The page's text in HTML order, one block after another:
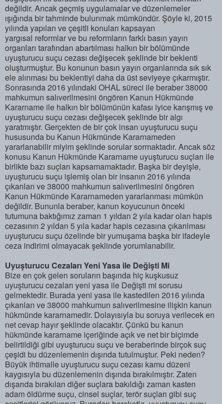
değildir. Ancak geçmiş uygulamalar ve düzenlemeler
ışığında bir tahminde bulunmak mümkündür. Şöyle ki, 2015
yılında yapılan ve çeşitli konuları kapsayan
yargısal reformlar ve bu reformların farklı basın yayın
organları tarafından abartılması halkın bir bölümünde
uyuşturucu suçu cezası değişecek şeklinde bir beklenti
oluşturmuştur. Bu konunun basın yayın organlarında sık sık
ele alınması bu beklentiyi daha da üst seviyeye çıkarmıştır.
Sonrasında 2016 yılındaki OHAL süreci ile beraber 38000
mahkumun salıverilmesini öngören Kanun Hükmünde
Kararname ile halkın bir bölümünün kafası iyice karışmış ve
uyuşturucu suçu cezası değişecek şeklinde bir algı
yaratmıştır. Gerçekten de bir çok insan uyuşturucu suçu
hususunda bu Kanun Hükmünde Kararnameden
yararlanabilir miyim şeklinde sorular sormaktadır. Ancak söz
konusu Kanun Hükmünde Kararname uyuşturucu suçları ile
birlikte bazı suçları kapsamamaktadır. Başka bir deyişle,
uyuşturucu suçu işlemiş olan bir insanın 2016 yılında
çıkarılan ve 38000 mahkumun salıverilmesini öngören
Kanun Hükmünde Kararnameden yararlanması mümkün
değildir. Bununla beraber, kanun koyucunun önceki
tutumuna baktığımız zaman 1 yıldan 2 yıla kadar olan hapis
cezasının 2 yıldan 5 yıla kadar hapis cezasına çıkarılması
uyuşturucu suçu özelinde bir yumuşama başka bir ifadeyle
ceza indirimi olmayacak şeklinde yorumlanabilir.
Uyuşturucu Cezaları Yeni Yasa ile Değişti Mi
Bize en çok gelen soruların başında hiç kuşkusuz
uyuşturucu cezaları yeni yasa ile Değişti mi sorusu
gelmektedir. Burada yeni yasa ile kastedilen 2016 yılında
çıkarılan ve 38000 mahkumun salıverilmesine ilişkin kanun
hükmünde kararnamedir. Dolayısıyla bu soruya verilecek en
net cevap hayır şeklinde olacaktır. Çünkü bu kanun
hükmünde kararname içeriğinde açık ve net bir biçimde
belirtildiği gibi uyuşturucu suçu ve beraberinde birçok suç
çeşidi bu düzenlemenin dışında tutulmuştur. Peki neden?
Büyük ihtimalle uyuşturucu suçu cezası kamu düzeni
kaygısıyla bu düzenlemenin dışında bırakılmıştır. Zaten
dışarıda bırakılan diğer suçlara bakıldığı zaman kasten
adam öldürme suçu, cinsel suçlar, terör suçları gibi suç